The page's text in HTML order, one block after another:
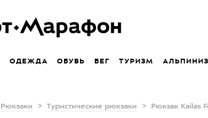
ОДЕЖДА ОБУВЬ БЕГ ТУРИЗМ
Рюкзаки Туристические рюкзаки Рюкзак Kailas